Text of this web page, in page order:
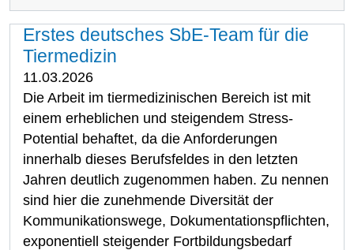
Erstes deutsches SbE-Team für die
Tiermedizin
11.03.2026
Die Arbeit im tiermedizinischen Bereich ist mit
einem erheblichen und steigendem Stress-
Potential behaftet, da die Anforderungen
innerhalb dieses Berufsfeldes in den letzten
Jahren deutlich zugenommen haben. Zu nennen
sind hier die zunehmende Diversität der
Kommunikationswege, Dokumentationspflichten,
exponentiell steigender Fortbildungsbedarf